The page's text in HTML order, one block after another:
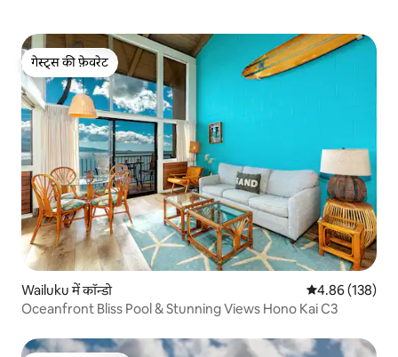
गेस्ट्स की फ़ेवरेट
गेस्ट्स की फ़ेवरेट
Wailuku में कॉन्डो औसत रेटिंग 5 में से
4.86 (138)
Oceanfront Bliss Pool & Stunning Views Hono Kai C3